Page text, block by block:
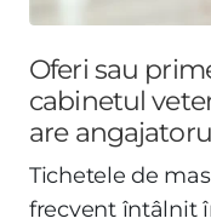
Oferi sau
cabinetul
are
Tichetele de
frecvent întâlnit